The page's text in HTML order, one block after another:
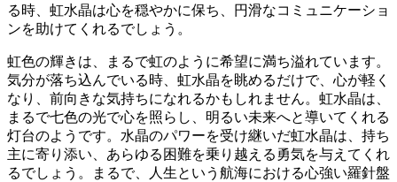
る時、虹水晶は心を穏やかに保ち、円滑なコミュニケーショ
ンを助けてくれるでしょう。
虹色の輝きは、まるで虹のように希望に満ち溢れています。
気分が落ち込んでいる時、虹水晶を眺めるだけで、心が軽く
なり、前向きな気持ちになれるかもしれません。虹水晶は、
まるで七色の光で心を照らし、明るい未来へと導いてくれる
灯台のようです。水晶のパワーを受け継いだ虹水晶は、持ち
主に寄り添い、あらゆる困難を乗り越える勇気を与えてくれ
るでしょう。まるで、人生という航海における心強い羅針盤